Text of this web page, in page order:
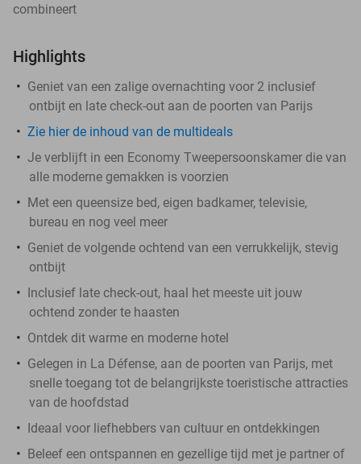
combineert
Highlights
​Geniet van een zalige overnachting voor 2 inclusief
ontbijt en late check-out aan de poorten van Parijs
Zie hier de inhoud van de multideals
Je verblijft in een Economy Tweepersoonskamer die van
alle moderne gemakken is voorzien
Met een queensize bed, eigen badkamer, televisie,
bureau en nog veel meer
Geniet de volgende ochtend van een verrukkelijk, stevig
ontbijt
Inclusief late check-out, haal het meeste uit jouw
ochtend zonder te haasten
Ontdek dit warme en moderne hotel
Gelegen in La Défense, aan de poorten van Parijs, met
snelle toegang tot de belangrijkste toeristische attracties
van de hoofdstad
Ideaal voor liefhebbers van cultuur en ontdekkingen
Beleef een ontspannen en gezellige tijd met je partner of